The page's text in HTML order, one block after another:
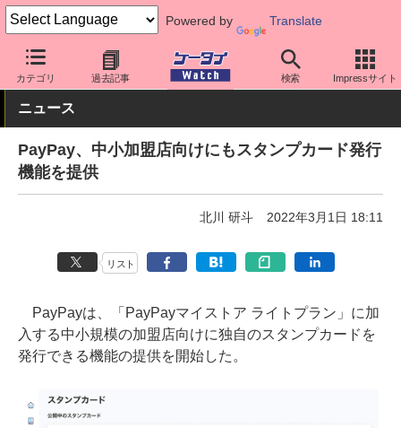
Powered by Translate
カテゴリ 過去記事 検索 Impressサイト
ケータイ Watch アプリ・サービス 決済/金融
ニュース
PayPay、中小加盟店向けにもスタンプカード発行
機能を提供
北川 研斗 2022年3月1日 18:11
リスト
PayPayは、「PayPayマイストア ライトプラン」に加
入する中小規模の加盟店向けに独自のスタンプカードを
発行できる機能の提供を開始した。